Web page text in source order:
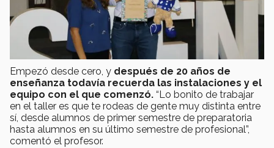
Empezó desde cero, y después de 20 años de
enseñanza todavía recuerda las instalaciones y el
equipo con el que comenzó. “Lo bonito de trabajar
en el taller es que te rodeas de gente muy distinta entre
sí, desde alumnos de primer semestre de preparatoria
hasta alumnos en su último semestre de profesional”,
comentó el profesor.